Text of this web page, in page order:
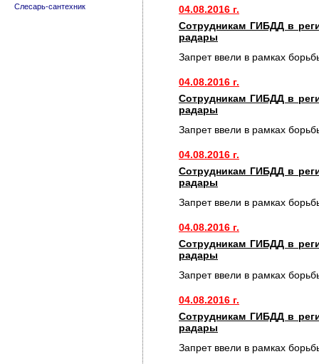
Слесарь-сантехник
04.08.2016 г.
Сотрудникам ГИБДД в
радары
Запрет ввели в рамках
04.08.2016 г.
Сотрудникам ГИБДД в
радары
Запрет ввели в рамках
04.08.2016 г.
Сотрудникам ГИБДД в
радары
Запрет ввели в рамках
04.08.2016 г.
Сотрудникам ГИБДД в
радары
Запрет ввели в рамках
04.08.2016 г.
Сотрудникам ГИБДД в
радары
Запрет ввели в рамках